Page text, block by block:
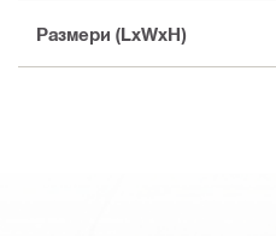
Размери (LxWxH)